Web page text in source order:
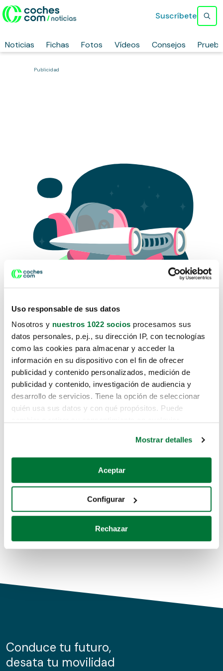
Uso responsable de sus datos
Nosotros y nuestros 1022 socios procesamos sus
datos personales, p.ej., su dirección IP, con tecnologías
como las cookies para almacenar y acceder la
información en su dispositivo con el fin de ofrecer
publicidad y contenido personalizados, medición de
publicidad y contenido, investigación de audiencia y
desarrollo de servicios. Tiene la opción de seleccionar
quién usa sus datos y con qué propósitos. Puede
Si lo permite, también quisiéramos:
Recopilar información sobre su ubicación geográfica
Identificar su dispositivo analizándolo activamente
para buscar características específicas (huellas
Obtenga más información sobre cómo se procesan sus
de cookies.
información sobre el uso que haga del sitio web con
nuestros partners de redes sociales, publicidad y análisis
Mostrar detalles
Aceptar
Configurar
Rechazar
Noticias Fichas Fotos Vídeos Consejos
Suscríbete
Publicidad
Lo sentimos, no sabemos como
te hemos traido hasta aquí.
Pero puedes encontrar el coche que estás
buscando en alguno de estos enlaces:
Coches de segunda mano
Coches de km0
Conduce tu futuro,
desata tu movilidad